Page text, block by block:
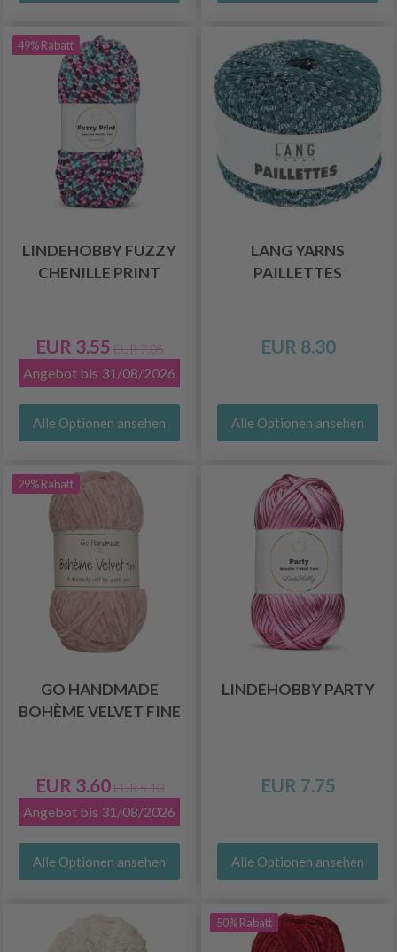
49% Rabatt
LINDEHOBBY FUZZY
CHENILLE PRINT
EUR 3.55 EUR 7.05
Angebot bis 31/08/2026
Alle Optionen ansehen
LANG YARNS
PAILLETTES
EUR 8.30
Alle Optionen ansehen
29% Rabatt
GO HANDMADE
BOHÈME VELVET FINE
EUR 3.60 EUR 5.10
Angebot bis 31/08/2026
Alle Optionen ansehen
LINDEHOBBY PARTY
EUR 7.75
Alle Optionen ansehen
50% Rabatt